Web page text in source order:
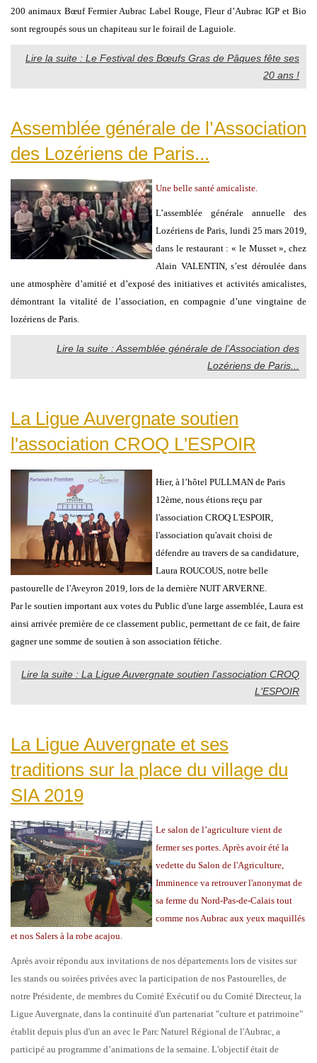
200 animaux Bœuf Fermier Aubrac Label Rouge, Fleur d’Aubrac IGP et Bio
sont regroupés sous un chapiteau sur le foirail de Laguiole.
Lire la suite : Le Festival des Bœufs Gras de Pâques fête ses
20 ans !
Assemblée générale de l’Association
des Lozériens de Paris...
Une belle santé amicaliste.
L’assemblée générale annuelle des
Lozériens de Paris, lundi 25 mars 2019,
dans le restaurant : « le Musset », chez
Alain VALENTIN, s’est déroulée dans
une atmosphère d’amitié et d’exposé des initiatives et activités amicalistes,
démontrant la vitalité de l’association, en compagnie d’une vingtaine de
lozériens de Paris.
Lire la suite : Assemblée générale de l’Association des
Lozériens de Paris...
La Ligue Auvergnate soutien
l'association CROQ L'ESPOIR
Hier, à l’hôtel PULLMAN de Paris
12ème, nous étions reçu par
l'association CROQ L'ESPOIR,
l'association qu'avait choisi de
défendre au travers de sa candidature,
Laura ROUCOUS, notre belle
pastourelle de l'Aveyron 2019, lors de la dernière NUIT ARVERNE.
Par le soutien important aux votes du Public d'une large assemblée, Laura est
ainsi arrivée première de ce classement public, permettant de ce fait, de faire
gagner une somme de soutien à son association fétiche.
Lire la suite : La Ligue Auvergnate soutien l'association CROQ
L'ESPOIR
La Ligue Auvergnate et ses
traditions sur la place du village du
SIA 2019
Le salon de l’agriculture vient de
fermer ses portes. Après avoir été la
vedette du Salon de l'Agriculture,
Imminence va retrouver l'anonymat de
sa ferme du Nord-Pas-de-Calais tout
comme nos Aubrac aux yeux maquillés
et nos Salers à la robe acajou.
Après avoir répondu aux invitations de nos départements lors de visites sur
les stands ou soirées privées avec la participation de nos Pastourelles, de
notre Présidente, de membres du Comité Exécutif ou du Comité Directeur, la
Ligue Auvergnate, dans la continuité d'un partenariat "culture et patrimoine"
établit depuis plus d'un an avec le Parc Naturel Régional de l'Aubrac, a
participé au programme d’animations de la semaine. L'objectif était de